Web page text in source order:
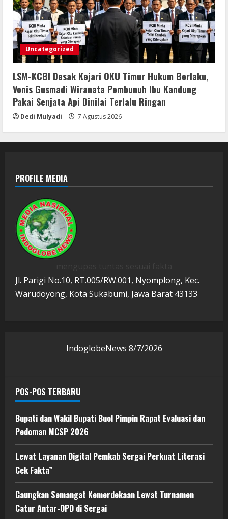
Uncategorized
LSM-KCBI Desak Kejari OKU Timur Hukum Berlaku,
Vonis Gusmadi Wiranata Pembunuh Ibu Kandung
Pakai Senjata Api Dinilai Terlalu Ringan
Dedi Mulyadi 7 Agustus 2026
PROFILE MEDIA
Jl. Parigi No.10, RT.005/RW.001, Nyomplong, Kec.
Warudoyong, Kota Sukabumi, Jawa Barat 43133
IndoglobeNews 8/7/2026
POS-POS TERBARU
Bupati dan Wakil Bupati Buol Pimpin Rapat Evaluasi dan
Pedoman MCSP 2026
Lewat Layanan Digital Pemkab Sergai Perkuat Literasi
Cek Fakta”
Gaungkan Semangat Kemerdekaan Lewat Turnamen
Catur Antar-OPD di Sergai